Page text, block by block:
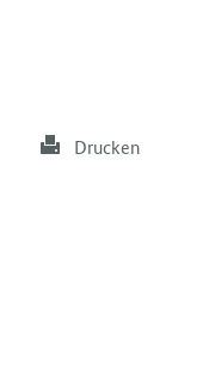
Drucken